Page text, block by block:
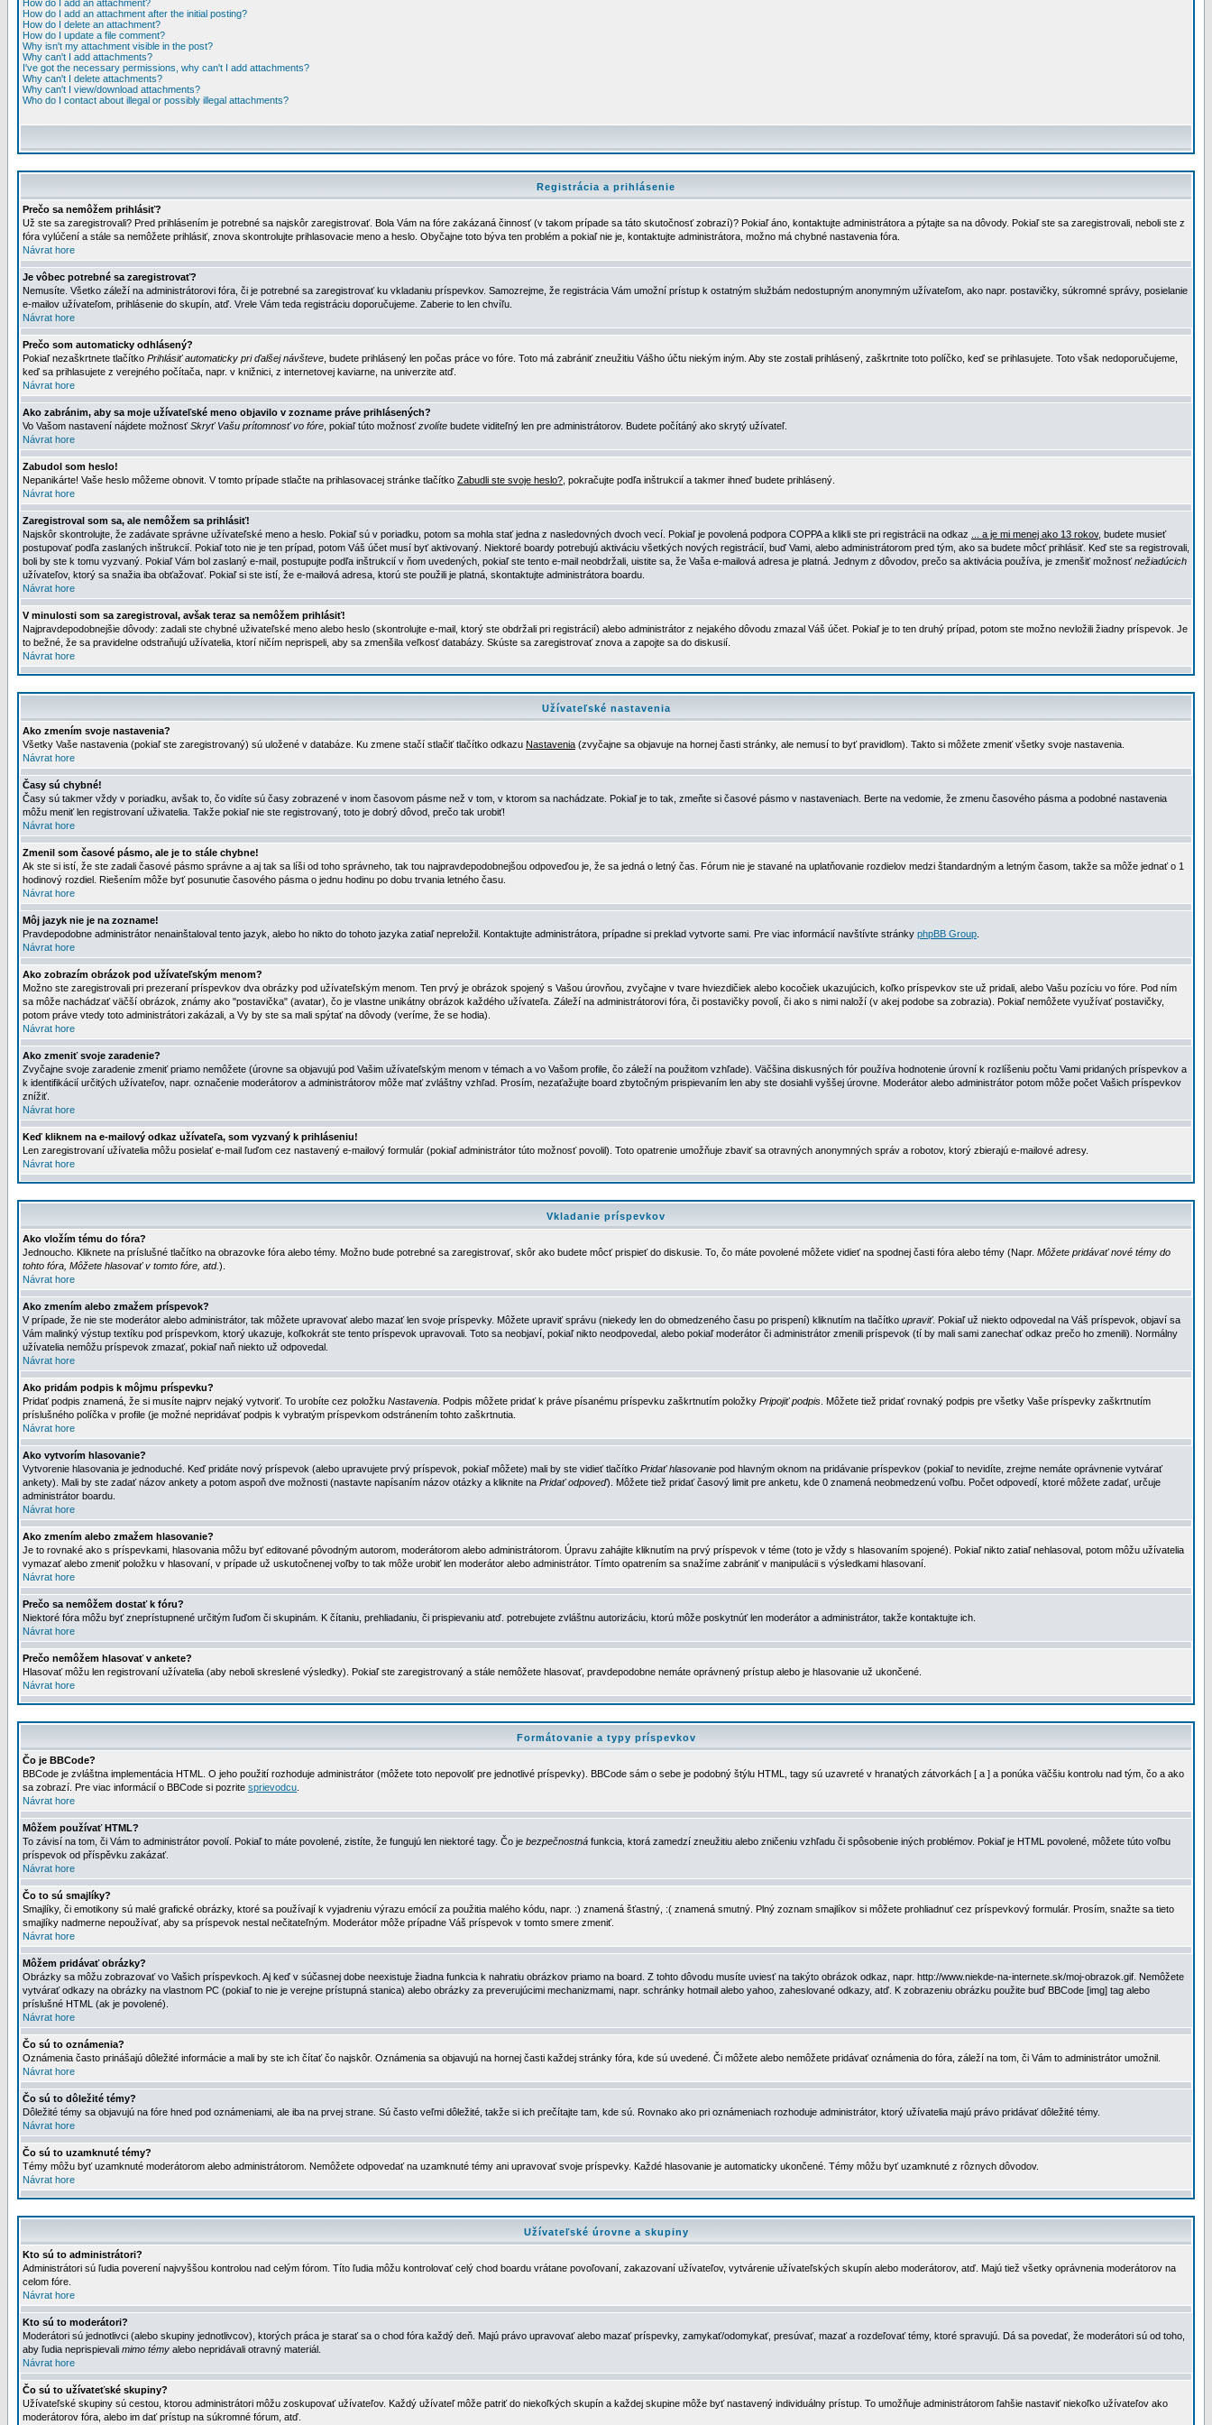
How do I add an attachment?
How do I add an attachment after the initial posting?
How do I delete an attachment?
How do I update a file comment?
Why isn't my attachment visible in the post?
Why can't I add attachments?
I've got the necessary permissions, why can't I add attachments?
Why can't I delete attachments?
Why can't I view/download attachments?
Who do I contact about illegal or possibly illegal attachments?
Registrácia a prihlásenie
Prečo sa nemôžem prihlásiť?
Už ste sa zaregistrovali? Pred prihlásením je potrebné sa najskôr zaregistrovať. Bola Vám na fóre zakázaná činnosť (v takom prípade sa táto skutočnosť zobrazí)? Pokiaľ áno, kontaktujte administrátora a pýtajte sa na dôvody. Pokiaľ ste sa zaregistrovali, neboli ste z
fóra vylúčení a stále sa nemôžete prihlásiť, znova skontrolujte prihlasovacie meno a heslo. Obyčajne toto býva ten problém a pokiaľ nie je, kontaktujte administrátora, možno má chybné nastavenia fóra.
Návrat hore
Je vôbec potrebné sa zaregistrovať?
Nemusíte. Všetko záleží na administrátorovi fóra, či je potrebné sa zaregistrovať ku vkladaniu príspevkov. Samozrejme, že registrácia Vám umožní prístup k ostatným službám nedostupným anonymným užívateľom, ako napr. postavičky, súkromné správy, posielanie
e-mailov užívateľom, prihlásenie do skupín, atď. Vrele Vám teda registráciu doporučujeme. Zaberie to len chvíľu.
Návrat hore
Prečo som automaticky odhlásený?
Pokiaľ nezaškrtnete tlačítko Prihlásiť automaticky pri ďalšej návšteve , budete prihlásený len počas práce vo fóre. Toto má zabrániť zneužitiu Vášho účtu niekým iným. Aby ste zostali prihlásený, zaškrtnite toto políčko, keď se prihlasujete. Toto však nedoporučujeme,
keď sa prihlasujete z verejného počítača, napr. v knižnici, z internetovej kaviarne, na univerzite atď.
Návrat hore
Ako zabránim, aby sa moje užívateľské meno objavilo v zozname práve prihlásených?
Vo Vašom nastavení nájdete možnosťSkryť Vašu prítomnosť vo fóre , pokiaľ túto možnosťzvolíte budete viditeľný len pre administrátorov. Budete počítáný ako skrytý užívateľ.
Návrat hore
Zabudol som heslo!
Nepanikárte! Vaše heslo môžeme obnovit. V tomto prípade stlačte na prihlasovacej stránke tlačítko Zabudli ste svoje heslo? , pokračujte podľa inštrukcií a takmer ihneď budete prihlásený.
Návrat hore
Zaregistroval som sa, ale nemôžem sa prihlásiť!
Najskôr skontrolujte, že zadávate správne užívateľské meno a heslo. Pokiaľ sú v poriadku, potom sa mohla stať jedna z nasledovných dvoch vecí. Pokiaľ je povolená podpora COPPA a klikli ste pri registrácii na odkaz
... a je mi menej ako 13 rokov, budete musieť
postupovať podľa zaslaných inštrukcií. Pokiaľ toto nie je ten prípad, potom Váš účet musí byť aktivovaný. Niektoré boardy potrebujú aktiváciu všetkých nových registrácií, buď Vami, alebo administrátorom pred tým, ako sa budete môcť prihlásiť. Keď ste sa registrovali,
boli by ste k tomu vyzvaný. Pokiaľ Vám bol zaslaný e-mail, postupujte podľa inštrukcií v ňom uvedených, pokiaľ ste tento e-mail neobdržali, uistite sa, že Vaša e-mailová adresa je platná. Jednym z dôvodov, prečo sa aktivácia používa, je zmenšiť možnosťnežiadúcich
užívateľov, ktorý sa snažia iba obťažovať. Pokiaľ si ste istí, že e-mailová adresa, ktorú ste použili je platná, skontaktujte administrátora boardu.
Návrat hore
V minulosti som sa zaregistroval, avšak teraz sa nemôžem prihlásiť!
Najpravdepodobnejšie dôvody: zadali ste chybné uživateľské meno alebo heslo (skontrolujte e-mail, ktorý ste obdržali pri registrácií) alebo administrátor z nejakého dôvodu zmazal Váš účet. Pokiaľ je to ten druhý prípad, potom ste možno nevložili žiadny príspevok. Je
to bežné, že sa pravidelne odstraňujú užívatelia, ktorí ničím neprispeli, aby sa zmenšila veľkosť databázy. Skúste sa zaregistrovať znova a zapojte sa do diskusií.
Návrat hore
Užívateľské nastavenia
Ako zmením svoje nastavenia?
Všetky Vaše nastavenia (pokiaľ ste zaregistrovaný) sú uložené v databáze. Ku zmene stačí stlačiť tlačítko odkazu Nastavenia (zvyčajne sa objavuje na hornej časti stránky, ale nemusí to byť pravidlom). Takto si môžete zmeniť všetky svoje nastavenia.
Návrat hore
Časy sú chybné!
Časy sú takmer vždy v poriadku, avšak to, čo vidíte sú časy zobrazené v inom časovom pásme než v tom, v ktorom sa nachádzate. Pokiaľ je to tak, zmeňte si časové pásmo v nastaveniach. Berte na vedomie, že zmenu časového pásma a podobné nastavenia
môžu meniť len registrovaní uživatelia. Takže pokiaľ nie ste registrovaný, toto je dobrý dôvod, prečo tak urobiť!
Návrat hore
Zmenil som časové pásmo, ale je to stále chybne!
Ak ste si istí, že ste zadali časové pásmo správne a aj tak sa líši od toho správneho, tak tou najpravdepodobnejšou odpoveďou je, že sa jedná o letný čas. Fórum nie je stavané na uplatňovanie rozdielov medzi štandardným a letným časom, takže sa môže jednať o 1
hodinový rozdiel. Riešením môže byť posunutie časového pásma o jednu hodinu po dobu trvania letného času.
Návrat hore
Môj jazyk nie je na zozname!
Pravdepodobne administrátor nenainštaloval tento jazyk, alebo ho nikto do tohoto jazyka zatiaľ nepreložil. Kontaktujte administrátora, prípadne si preklad vytvorte sami. Pre viac informácií navštívte stránky phpBB Group
Návrat hore
Ako zobrazím obrázok pod užívateľským menom?
Možno ste zaregistrovali pri prezeraní príspevkov dva obrázky pod užívateľským menom. Ten prvý je obrázok spojený s Vašou úrovňou, zvyčajne v tvare hviezdičiek alebo kocočiek ukazujúcich, koľko príspevkov ste už pridali, alebo Vašu pozíciu vo fóre. Pod ním
sa môže nachádzať väčší obrázok, známy ako "postavička" (avatar), čo je vlastne unikátny obrázok každého užívateľa. Záleží na administrátorovi fóra, či postavičky povolí, či ako s nimi naloží (v akej podobe sa zobrazia). Pokiaľ nemôžete využívať postavičky,
potom práve vtedy toto administrátori zakázali, a Vy by ste sa mali spýtať na dôvody (veríme, že se hodia).
Návrat hore
Ako zmeniť svoje zaradenie?
Zvyčajne svoje zaradenie zmeniť priamo nemôžete (úrovne sa objavujú pod Vašim užívateľským menom v témach a vo Vašom profile, čo záleží na použitom vzhľade). Väčšina diskusných fór používa hodnotenie úrovní k rozlíšeniu počtu Vami pridaných príspevkov a
k identifikácií určitých užívateľov, napr. označenie moderátorov a administrátorov môže mať zvláštny vzhľad. Prosím, nezaťažujte board zbytočným prispievaním len aby ste dosiahli vyššej úrovne. Moderátor alebo administrátor potom môže počet Vašich príspevkov
znížiť.
Návrat hore
Keď kliknem na e-mailový odkaz užívateľa, som vyzvaný k prihláseniu!
Len zaregistrovaní užívatelia môžu posielať e-mail ľuďom cez nastavený e-mailový formulár (pokiaľ administrátor túto možnosť povolil). Toto opatrenie umožňuje zbaviť sa otravných anonymných správ a robotov, ktorý zbierajú e-mailové adresy.
Návrat hore
Vkladanie príspevkov
Ako vložím tému do fóra?
Jednoucho. Kliknete na príslušné tlačítko na obrazovke fóra alebo témy. Možno bude potrebné sa zaregistrovať, skôr ako budete môcť prispieť do diskusie. To, čo máte povolené môžete vidieť na spodnej časti fóra alebo témy (Napr. Môžete pridávať nové témy do
tohto fóra, Môžete hlasovať v tomto fóre, atd.).
Návrat hore
Ako zmením alebo zmažem príspevok?
V prípade, že nie ste moderátor alebo administrátor, tak môžete upravovať alebo mazať len svoje príspevky. Môžete upraviť správu (niekedy len do obmedzeného času po prispení) kliknutím na tlačítko upraviť. Pokiaľ už niekto odpovedal na Váš príspevok, objaví sa
Vám malinký výstup textíku pod príspevkom, ktorý ukazuje, koľkokrát ste tento príspevok upravovali. Toto sa neobjaví, pokiaľ nikto neodpovedal, alebo pokiaľ moderátor či administrátor zmenili príspevok (tí by mali sami zanechať odkaz prečo ho zmenili). Normálny
užívatelia nemôžu príspevok zmazať, pokiaľ naň niekto už odpovedal.
Návrat hore
Ako pridám podpis k môjmu príspevku?
Pridať podpis znamená, že si musíte najprv nejaký vytvoriť. To urobíte cez položku Nastavenia . Podpis môžete pridať k práve písanému príspevku zaškrtnutím položky Pripojiť podpis . Môžete tiež pridať rovnaký podpis pre všetky Vaše príspevky zaškrtnutím
príslušného políčka v profile (je možné nepridávať podpis k vybratým príspevkom odstránením tohto zaškrtnutia.
Návrat hore
Ako vytvorím hlasovanie?
Vytvorenie hlasovania je jednoduché. Keď pridáte nový príspevok (alebo upravujete prvý príspevok, pokiaľ môžete) mali by ste vidieť tlačítko Pridať hlasovanie pod hlavným oknom na pridávanie príspevkov (pokiaľ to nevidíte, zrejme nemáte oprávnenie vytvárať
ankety). Mali by ste zadať názov ankety a potom aspoň dve možnosti (nastavte napísaním názov otázky a kliknite na Pridať odpoveď). Môžete tiež pridať časový limit pre anketu, kde 0 znamená neobmedzenú voľbu. Počet odpovedí, ktoré môžete zadať, určuje
administrátor boardu.
Návrat hore
Ako zmením alebo zmažem hlasovanie?
Je to rovnaké ako s príspevkami, hlasovania môžu byť editované pôvodným autorom, moderátorom alebo administrátorom. Úpravu zahájite kliknutím na prvý príspevok v téme (toto je vždy s hlasovaním spojené). Pokiaľ nikto zatiaľ nehlasoval, potom môžu užívatelia
vymazať alebo zmeniť položku v hlasovaní, v prípade už uskutočnenej voľby to tak môže urobiť len moderátor alebo administrátor. Tímto opatrením sa snažíme zabrániť v manipulácii s výsledkami hlasovaní.
Návrat hore
Prečo sa nemôžem dostať k fóru?
Niektoré fóra môžu byť zneprístupnené určitým ľuďom či skupinám. K čítaniu, prehliadaniu, či prispievaniu atď. potrebujete zvláštnu autorizáciu, ktorú môže poskytnúť len moderátor a administrátor, takže kontaktujte ich.
Návrat hore
Prečo nemôžem hlasovať v ankete?
Hlasovať môžu len registrovaní užívatelia (aby neboli skreslené výsledky). Pokiaľ ste zaregistrovaný a stále nemôžete hlasovať, pravdepodobne nemáte oprávnený prístup alebo je hlasovanie už ukončené.
Návrat hore
Formátovanie a typy príspevkov
Čo je BBCode?
BBCode je zvláštna implementácia HTML. O jeho použití rozhoduje administrátor (môžete toto nepovoliť pre jednotlivé príspevky). BBCode sám o sebe je podobný štýlu HTML, tagy sú uzavreté v hranatých zátvorkách [ a ] a ponúka väčšiu kontrolu nad tým, čo a ako
sa zobrazí. Pre viac informácií o BBCode si pozrite sprievodcu
Návrat hore
Môžem používať HTML?
To závisí na tom, či Vám to administrátor povolí. Pokiaľ to máte povolené, zistíte, že fungujú len niektoré tagy. Čo je bezpečnostná funkcia, ktorá zamedzí zneužitiu alebo zničeniu vzhľadu či spôsobenie iných problémov. Pokiaľ je HTML povolené, môžete túto voľbu
príspevok od příspěvku zakázať.
Návrat hore
Čo to sú smajlíky?
Smajlíky, či emotikony sú malé grafické obrázky, ktoré sa používají k vyjadreniu výrazu emócií za použitia malého kódu, napr. :) znamená šťastný, :( znamená smutný. Plný zoznam smajlíkov si môžete prohliadnuť cez príspevkový formulár. Prosím, snažte sa tieto
smajlíky nadmerne nepoužívať, aby sa príspevok nestal nečitateľným. Moderátor môže prípadne Váš príspevok v tomto smere zmeniť.
Návrat hore
Môžem pridávať obrázky?
Obrázky sa môžu zobrazovať vo Vašich príspevkoch. Aj keď v súčasnej dobe neexistuje žiadna funkcia k nahratiu obrázkov priamo na board. Z tohto dôvodu musíte uviesť na takýto obrázok odkaz, napr. http://www.niekde-na-internete.sk/moj-obrazok.gif. Nemôžete
vytvárať odkazy na obrázky na vlastnom PC (pokiaľ to nie je verejne prístupná stanica) alebo obrázky za preverujúcimi mechanizmami, napr. schránky hotmail alebo yahoo, zaheslované odkazy, atď. K zobrazeniu obrázku použite buď BBCode [img] tag alebo
príslušné HTML (ak je povolené).
Návrat hore
Čo sú to oznámenia?
Oznámenia často prinášajú dôležité informácie a mali by ste ich čítať čo najskôr. Oznámenia sa objavujú na hornej časti každej stránky fóra, kde sú uvedené. Či môžete alebo nemôžete pridávať oznámenia do fóra, záleží na tom, či Vám to administrátor umožnil.
Návrat hore
Čo sú to dôležité témy?
Dôležité témy sa objavujú na fóre hned pod oznámeniami, ale iba na prvej strane. Sú často veľmi dôležité, takže si ich prečítajte tam, kde sú. Rovnako ako pri oznámeniach rozhoduje administrátor, ktorý užívatelia majú právo pridávať dôležité témy.
Návrat hore
Čo sú to uzamknuté témy?
Témy môžu byť uzamknuté moderátorom alebo administrátorom. Nemôžete odpovedať na uzamknuté témy ani upravovať svoje príspevky. Každé hlasovanie je automaticky ukončené. Témy môžu byť uzamknuté z rôznych dôvodov.
Návrat hore
Užívateľské úrovne a skupiny
Kto sú to administrátori?
Administrátori sú ľudia poverení najvyššou kontrolou nad celým fórom. Títo ľudia môžu kontrolovať celý chod boardu vrátane povoľovaní, zakazovaní užívateľov, vytvárenie užívateľských skupín alebo moderátorov, atď. Majú tiež všetky oprávnenia moderátorov na
celom fóre.
Návrat hore
Kto sú to moderátori?
Moderátori sú jednotlivci (alebo skupiny jednotlivcov), ktorých práca je starať sa o chod fóra každý deň. Majú právo upravovať alebo mazať príspevky, zamykať/odomykať, presúvať, mazať a rozdeľovať témy, ktoré spravujú. Dá sa povedať, že moderátori sú od toho,
aby ľudia neprispievali mimo témy alebo nepridávali otravný materiál.
Návrat hore
Čo sú to užívateťské skupiny?
Užívateľské skupiny sú cestou, ktorou administrátori môžu zoskupovať užívateľov. Každý užívateľ môže patriť do niekoľkých skupín a každej skupine môže byť nastavený individuálny prístup. To umožňuje administrátorom ľahšie nastaviť niekoľko užívateľov ako
moderátorov fóra, alebo im dať prístup na súkromné fórum, atď.